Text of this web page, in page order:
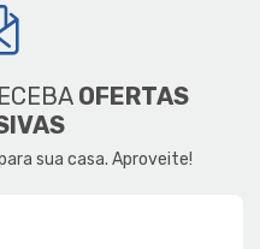
OFERTAS
sua casa. Aproveite!